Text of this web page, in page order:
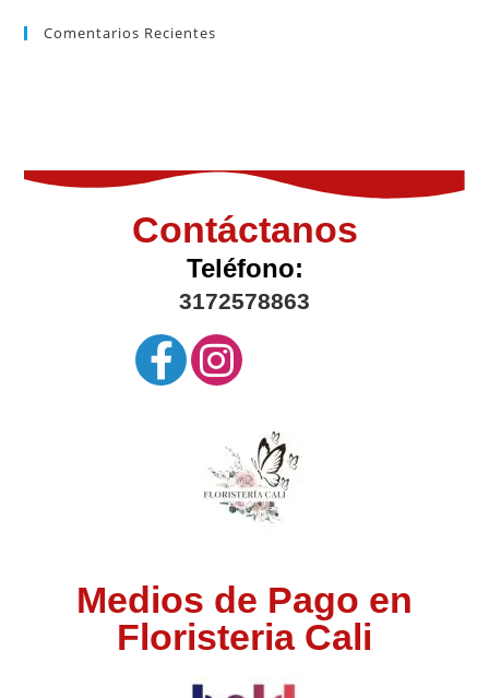
Comentarios Recientes
Contáctanos
Teléfono:
3172578863
Medios de Pago en
Floristeria Cali